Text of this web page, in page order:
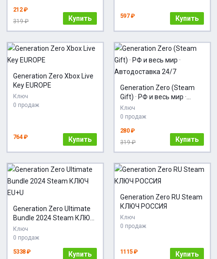
212 ₽
319 ₽
Купить 597 ₽ Купить
Generation Zero Xbox Live
Key EUROPE
Ключ
0 продаж
764 ₽ Купить
Generation Zero (Steam
Gift) · РФ и весь мир ·
Автодоставка 24/7
Ключ
0 продаж
280 ₽
319 ₽
Купить
Generation Zero Ultimate
Bundle 2024 Steam КЛЮЧ
EU+U
Ключ
0 продаж
5338 ₽ Купить
Generation Zero RU Steam
КЛЮЧ РОССИЯ
Ключ
0 продаж
1115 ₽ Купить